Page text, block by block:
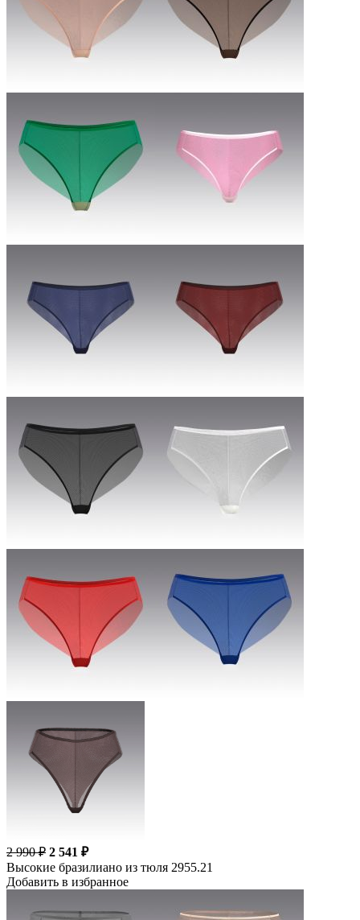
2 990 ₽ 2 541 ₽
Высокие бразилиано из тюля 2955.21
Добавить в избранное